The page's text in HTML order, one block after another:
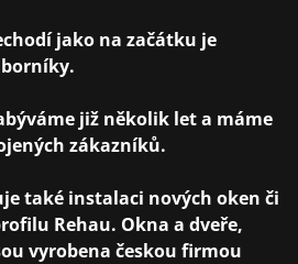
jako na začátku je
již několik let a máme
zákazníků.
také instalaci nových oken či
Rehau. Okna a dveře,
vyrobena českou firmou